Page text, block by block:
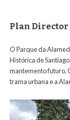
Plan Director
O Parque da
Histórica de
mantemento futuro.
trama urbana e a